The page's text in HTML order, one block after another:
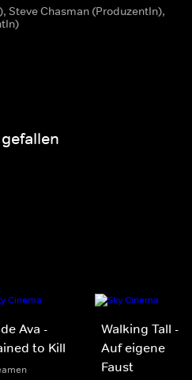
Steve Chasman (ProduzentIn),
Ava -
to Kill
Walking Tall -
Auf eigene
Faust